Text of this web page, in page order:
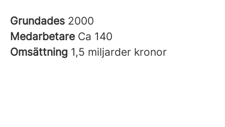
Grundades 2000
Medarbetare Ca 140
Omsättning 1,5 miljarder kronor